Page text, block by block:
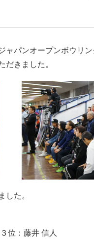
ャパンオープンボウリ
だきました。
した。
位：藤井 信人